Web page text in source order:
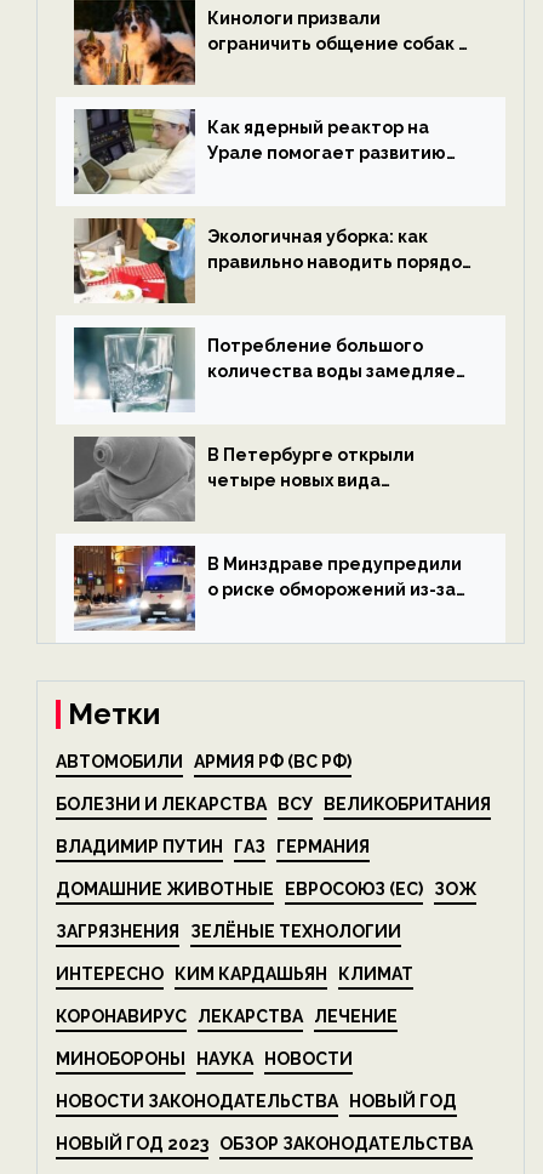
ECOportal
Кинологи призвали
ограничить общение собак с
ECOportal
Как ядерный реактор на
Урале помогает развитию
ECOportal
Экологичная уборка: как
правильно наводить порядок
Потребление большого
количества воды замедляет
В Петербурге открыли
четыре новых вида
экологии на ECOportal
В Минздраве предупредили
о риске обморожений из-за
на ECOportal
Метки
АВТОМОБИЛИ АРМИЯ РФ (ВС РФ)
БОЛЕЗНИ И ЛЕКАРСТВА ВСУ ВЕЛИКОБРИТАНИЯ
ВЛАДИМИР ПУТИН ГАЗ ГЕРМАНИЯ
ДОМАШНИЕ ЖИВОТНЫЕ ЕВРОСОЮЗ (ЕС) ЗОЖ
ЗАГРЯЗНЕНИЯ ЗЕЛЁНЫЕ ТЕХНОЛОГИИ
ИНТЕРЕСНО КИМ КАРДАШЬЯН КЛИМАТ
КОРОНАВИРУС ЛЕКАРСТВА ЛЕЧЕНИЕ
МИНОБОРОНЫ НАУКА НОВОСТИ
НОВОСТИ ЗАКОНОДАТЕЛЬСТВА НОВЫЙ ГОД
НОВЫЙ ГОД 2023 ОБЗОР ЗАКОНОДАТЕЛЬСТВА